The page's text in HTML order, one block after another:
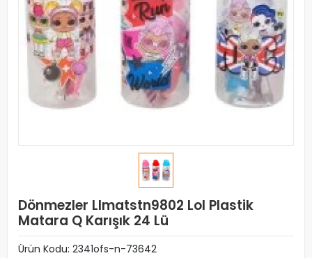
Dönmezler Llmatstn9802 Lol Plastik
Matara Q Karışık 24 Lü
Ürün Kodu: 2341ofs-n-73642